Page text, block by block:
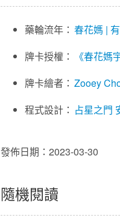
藥輪流年： 春花媽 |
牌卡授權：
《春花媽
牌卡繪者： Zooey
程式設計： 占星之門
發佈日期：2023-03-30
隨機閱讀